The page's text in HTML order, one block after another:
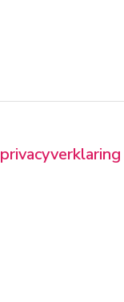
privacyverklaring